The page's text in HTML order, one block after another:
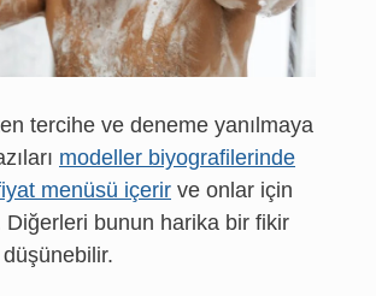
tercihe ve deneme yanılmaya
modeller biyografilerinde
menüsü içerir ve onlar için
Diğerleri bunun harika bir fikir
düşünebilir.